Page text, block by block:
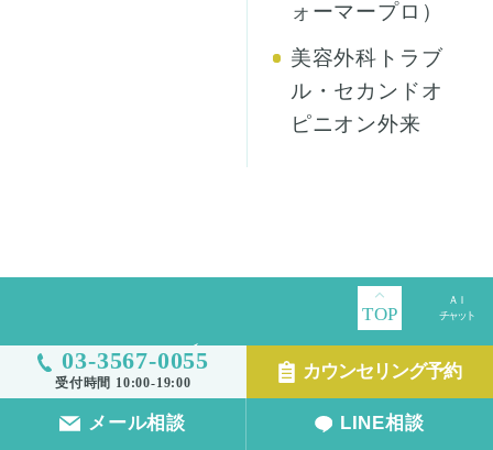
TOP
03-3567-0055
受付時間 10:00-19:00
カウンセリング予約
メール相談 LINE相談
ォーマープロ）
美容外科トラブ
ル・セカンドオ
ピニオン外来